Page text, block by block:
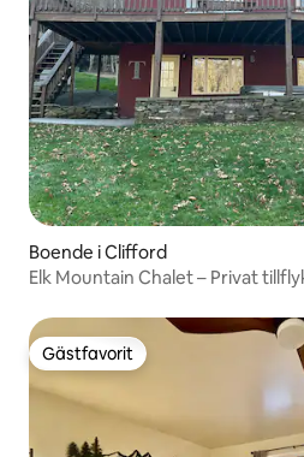
Boende i Clifford
Elk Mountain Chalet – Privat
Gästfavorit
Gästfavorit